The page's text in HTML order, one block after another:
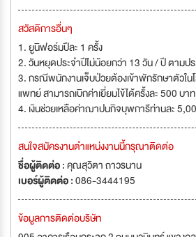
สวัสดิการอื่นๆ
1. ยูนิฟอร์มปีละ 1 ครั้ง
2. วันหยุดประจำปีไม่น้อยกว่า 13 วัน / ปี ตามป
3. กรณีพนักงานเจ็บป่วยต้องเข้าพักรักษาตัวใน
แพทย์ สามารถเบิกค่าเยี่ยมไข้ได้ครั้งละ 500 บาท
4. เงินช่วยเหลือค่าฌาปนกิจบุพการีท่านละ
สนใจสมัครงานตำแหน่งงานนี้กรุณาติดต่อ
ชื่อผู้ติดต่อ :คุณสุวิตา ถาวรนาน
เบอร์ผู้ติดต่อ :086-3444195
ข้อมูลการติดต่อบริษัท